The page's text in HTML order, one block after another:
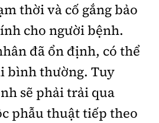
thời và cố gắng bảo
cho người bệnh.
đã ổn định, có thể
bình thường. Tuy
sẽ phải trải qua
phẫu thuật tiếp theo